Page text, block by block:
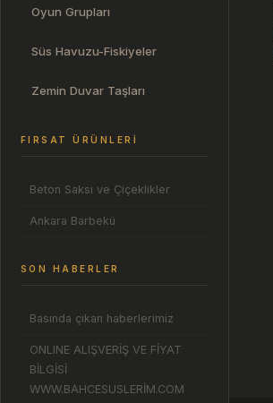
Oyun Grupları
Süs Havuzu-Fiskiyeler
Zemin Duvar Taşları
FIRSAT ÜRÜNLERI
Beton Saksı ve Çiçeklikler
Ankara Barbekü
SON HABERLER
Basında çıkan haberlerimiz
ONLINE ALIŞVERİŞ VE FİYAT
BİLGİSİ
WWW.BAHCESUSLERİM.COM